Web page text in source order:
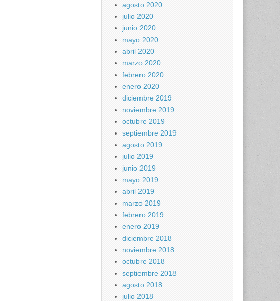
agosto 2020
julio 2020
junio 2020
mayo 2020
abril 2020
marzo 2020
febrero 2020
enero 2020
diciembre 2019
noviembre 2019
octubre 2019
septiembre 2019
agosto 2019
julio 2019
junio 2019
mayo 2019
abril 2019
marzo 2019
febrero 2019
enero 2019
diciembre 2018
noviembre 2018
octubre 2018
septiembre 2018
agosto 2018
julio 2018